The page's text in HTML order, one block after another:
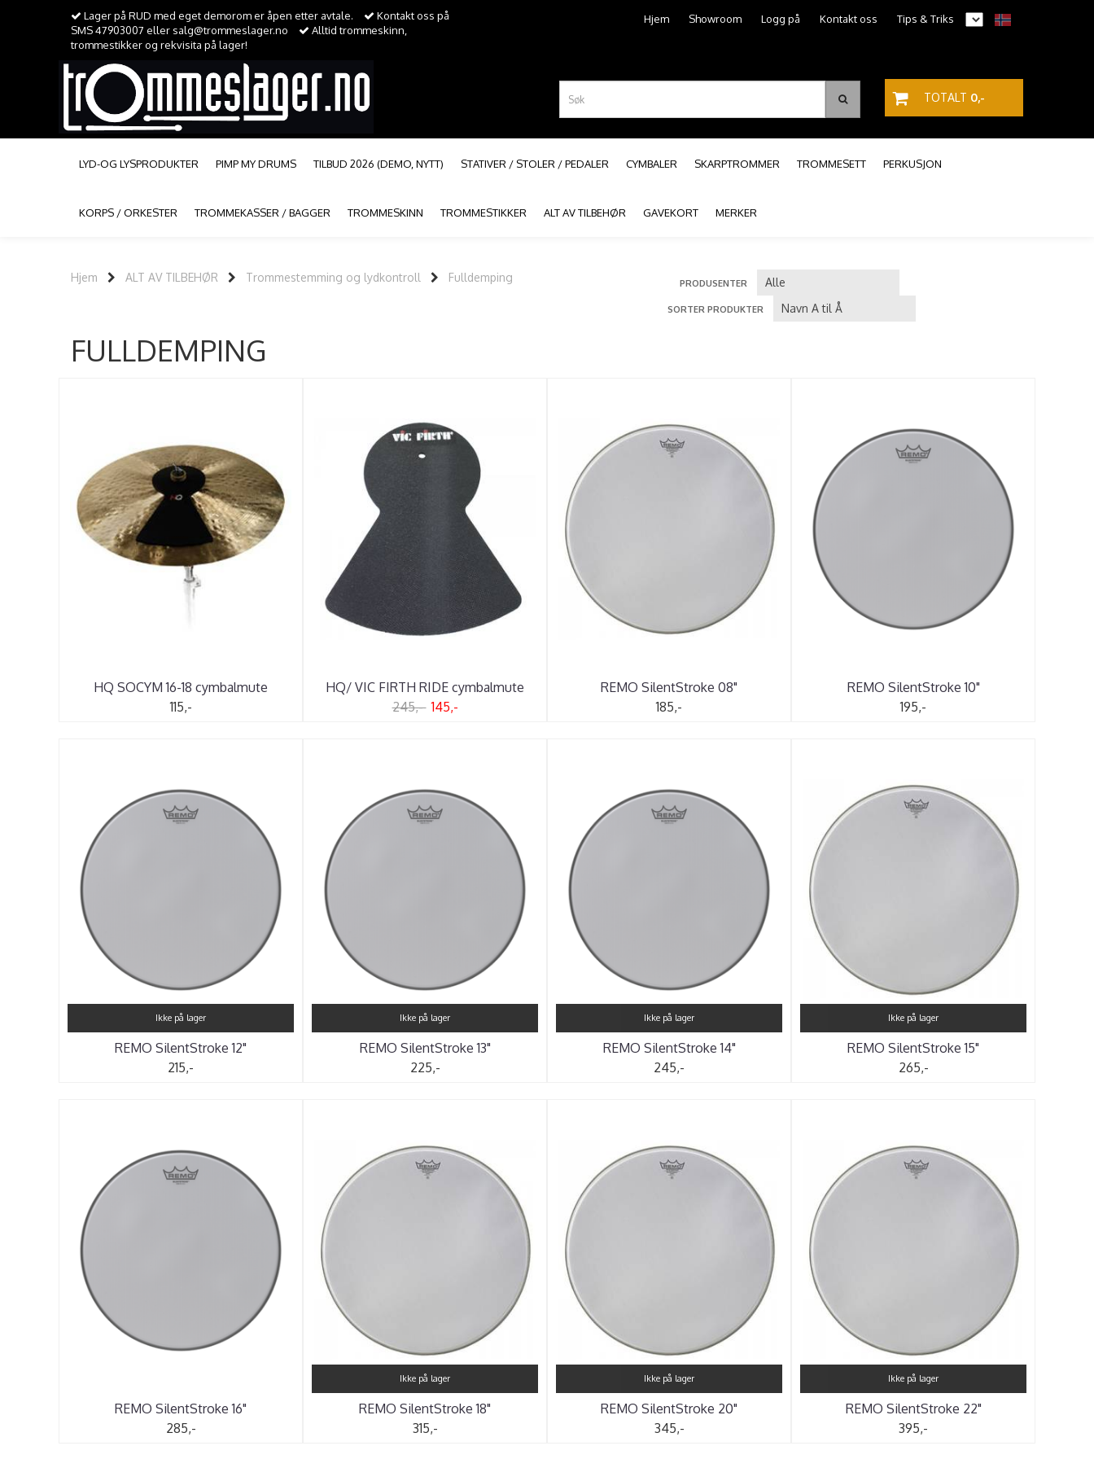
Lager på RUD med eget demorom er åpen etter avtale.
Kontakt oss på
SMS 47903007 eller salg@trommeslager.no
Alltid trommeskinn,
trommestikker og rekvisita på lager!
Hjem Showroom Logg på Kontakt oss Tips & Triks
TOTALT 0,-
LYD-OG LYSPRODUKTER PIMP MY DRUMS TILBUD 2026 (DEMO, NYTT) STATIVER / STOLER / PEDALER CYMBALER SKARPTROMMER TROMMESETT PERKUSJON
KORPS / ORKESTER TROMMEKASSER / BAGGER TROMMESKINN TROMMESTIKKER ALT AV TILBEHØR GAVEKORT MERKER
Hjem ALT AV TILBEHØR Trommestemming og lydkontroll Fulldemping PRODUSENTER
SORTER PRODUKTER
FULLDEMPING
HQ SOCYM 16-18 cymbalmute
115,-
HQ/ VIC FIRTH RIDE cymbalmute
245,- 145,-
REMO SilentStroke 08"
185,-
REMO SilentStroke 10"
195,-
Ikke på lager
REMO SilentStroke 12"
215,-
Ikke på lager
REMO SilentStroke 13"
225,-
Ikke på lager
REMO SilentStroke 14"
245,-
Ikke på lager
REMO SilentStroke 15"
265,-
REMO SilentStroke 16"
285,-
Ikke på lager
REMO SilentStroke 18"
315,-
Ikke på lager
REMO SilentStroke 20"
345,-
Ikke på lager
REMO SilentStroke 22"
395,-